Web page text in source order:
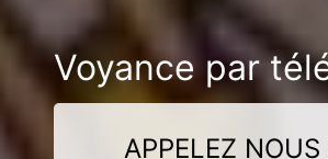
Voyance par
APPELEZ